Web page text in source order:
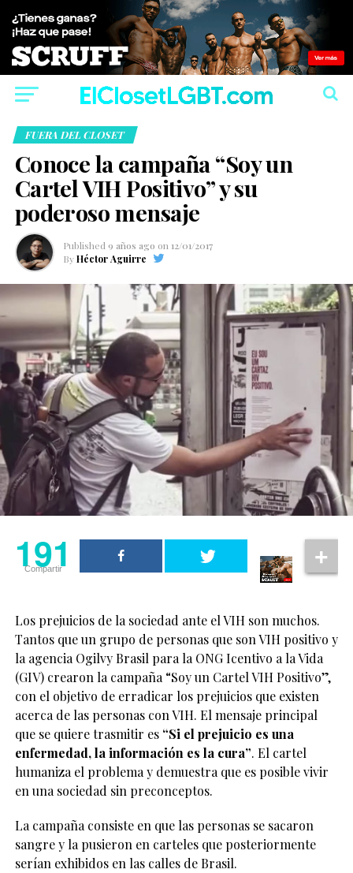
FUERA DEL CLOSET
Conoce la campaña “Soy un
Cartel VIH Positivo” y su
poderoso mensaje
Published 9 años ago on 12/01/2017
By Héctor Aguirre
191
Compartir
Los prejuicios de la sociedad ante el VIH son muchos.
Tantos que un grupo de personas que son VIH positivo y
la agencia Ogilvy Brasil para la ONG Icentivo a la Vida
(GIV) crearon la campaña “Soy un Cartel VIH Positivo”,
con el objetivo de erradicar los prejuicios que existen
acerca de las personas con VIH. El mensaje principal
que se quiere trasmitir es “Si el prejuicio es una
enfermedad, la información es la cura”. El cartel
humaniza el problema y demuestra que es posible vivir
en una sociedad sin preconceptos.
La campaña consiste en que las personas se sacaron
sangre y la pusieron en carteles que posteriormente
serían exhibidos en las calles de Brasil.